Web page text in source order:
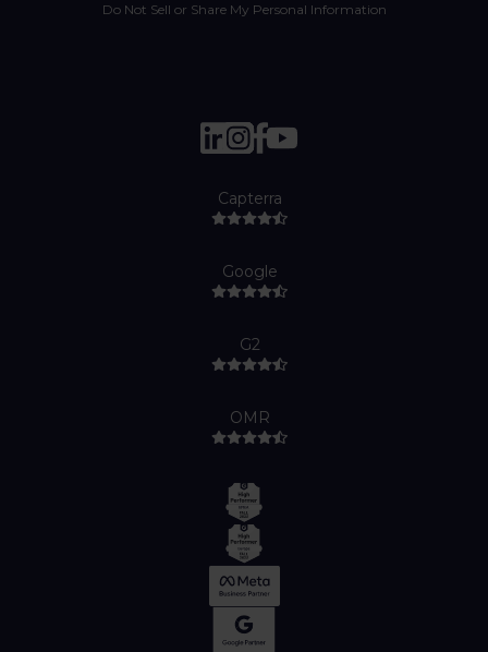
Do Not Sell or Share My Personal Information
Capterra
Google
G2
OMR